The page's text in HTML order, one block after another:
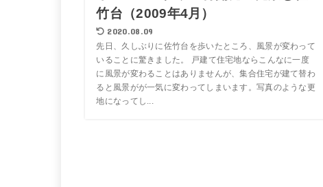
竹台（2009年4月）
2020.08.09
先日、久しぶりに佐竹台を歩いたところ、風景が変わって
いることに驚きました。 戸建て住宅地ならこんなに一度
に風景が変わることはありませんが、集合住宅が建て替わ
ると風景がが一気に変わってしまいます。写真のような更
地になってし...